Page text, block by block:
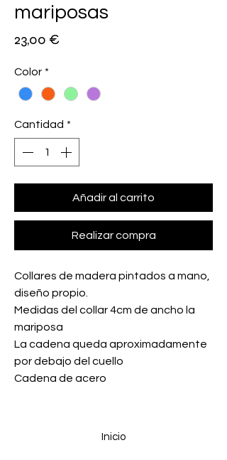
mariposas
23,00 €
Color *
Cantidad *
Añadir al carrito
Realizar compra
Collares de madera pintados a mano,
diseño propio.
Medidas del collar 4cm de ancho la
mariposa
La cadena queda aproximadamente
por debajo del cuello
Cadena de acero
Inicio